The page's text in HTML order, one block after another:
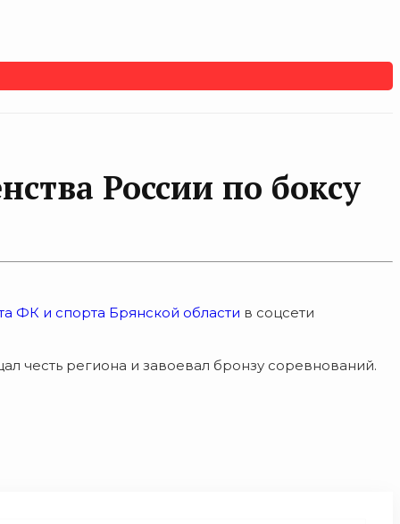
России по боксу
ФК и спорта Брянской области в соцсети
честь региона и завоевал бронзу соревнований.